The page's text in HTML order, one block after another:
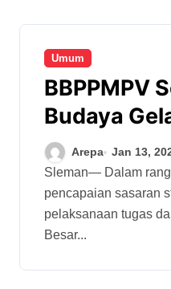
Umum
BBPPMPV
Budaya
Pra
Tahun
Arepa Jan 13,
Sleman— Dalam rangka mendukung
pencapaian sasaran
pelaksanaan tugas
Besar...